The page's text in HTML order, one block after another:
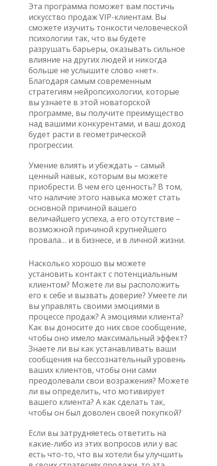
Эта программа поможет вам постичь
искусство продаж VIP-клиентам. Вы
сможете изучить тонкости человеческой
психологии так, что вы будете
разрушать барьеры, оказывать сильное
влияние на других людей и никогда
больше не услышите слово «нет».
Благодаря самым современным
стратегиям нейропсихологии, которые
вы узнаете в этой новаторской
программе, вы получите преимущество
над вашими конкурентами, и ваш доход
будет расти в геометрической
прогрессии.
Умение влиять и убеждать – самый
ценный навык, которым вы можете
приобрести. В чем его ценность? В том,
что наличие этого навыка может стать
основной причиной вашего
величайшего успеха, а его отсутствие –
возможной причиной крупнейшего
провала… и в бизнесе, и в личной жизни.
Насколько хорошо вы можете
установить контакт с потенциальным
клиентом? Можете ли вы расположить
его к себе и вызвать доверие? Умеете ли
вы управлять своими эмоциями в
процессе продаж? А эмоциями клиента?
Как вы доносите до них свое сообщение,
чтобы оно имело максимальный эффект?
Знаете ли вы как устанавливать ваши
сообщения на бессознательный уровень
ваших клиентов, чтобы они сами
преодолевали свои возражения? Можете
ли вы определить, что мотивирует
вашего клиента? А как сделать так,
чтобы он был доволен своей покупкой?
Если вы затрудняетесь ответить на
какие-либо из этих вопросов или у вас
есть что-то, что вы хотели бы улучшить